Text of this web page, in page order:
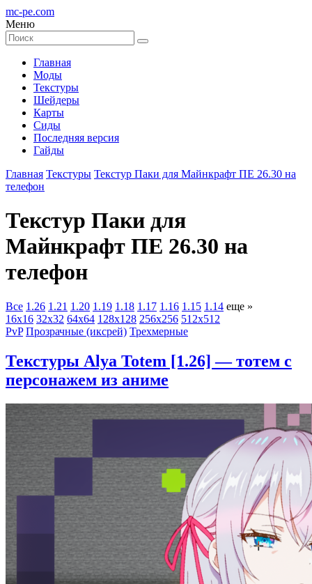
mc-pe.com
Меню
Главная
Моды
Текстуры
Шейдеры
Карты
Сиды
Последняя версия
Гайды
Главная Текстуры Текстур Паки для Майнкрафт ПЕ 26.30 на
телефон
Текстур Паки для
Майнкрафт ПЕ 26.30 на
телефон
Все 1.26 1.21 1.20 1.19 1.18 1.17 1.16 1.15 1.14 еще »
16x16 32x32 64x64 128x128 256x256 512x512
PvP Прозрачные (иксрей) Трехмерные
Текстуры Alya Totem [1.26] — тотем с
персонажем из аниме